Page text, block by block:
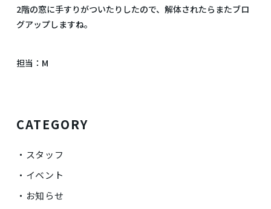
2階の窓に手すりがついたりしたので、解体されたらまたブロ
グアップしますね。
担当：M
CATEGORY
スタッフ
イベント
お知らせ